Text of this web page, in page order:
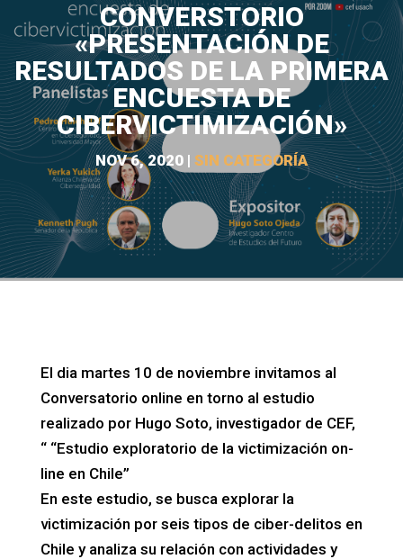
CONVERSTORIO
«PRESENTACIÓN DE
RESULTADOS DE LA PRIMERA
ENCUESTA DE
CIBERVICTIMIZACIÓN»
NOV 6, 2020 | SIN CATEGORÍA
El dia martes 10 de noviembre invitamos al
Conversatorio online en torno al estudio
realizado por Hugo Soto, investigador de CEF,
“ “Estudio exploratorio de la victimización on-
line en Chile”
En este estudio, se busca explorar la
victimización por seis tipos de ciber-delitos en
Chile y analiza su relación con actividades y